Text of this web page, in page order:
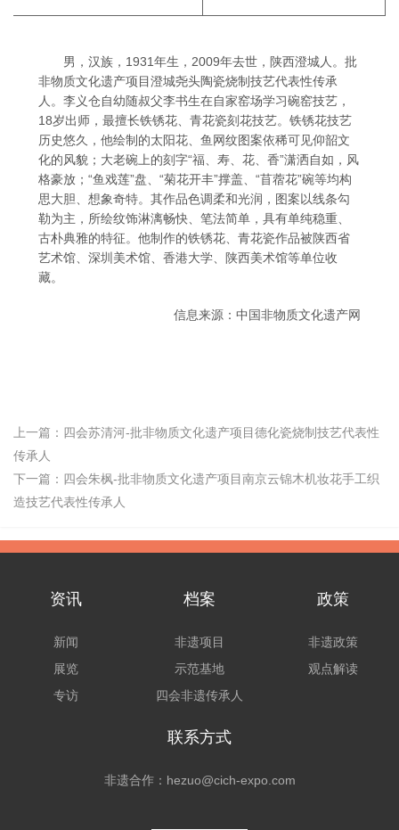
男，汉族，1931年生，2009年去世，陕西澄城人。批
非物质文化遗产项目澄城尧头陶瓷烧制技艺代表性传承
人。李义仓自幼随叔父李书生在自家窑场学习碗窑技艺，
18岁出师，最擅长铁锈花、青花瓷刻花技艺。铁锈花技艺
历史悠久，他绘制的太阳花、鱼网纹图案依稀可见仰韶文
化的风貌；大老碗上的刻字“福、寿、花、香”潇洒自如，风
格豪放；“鱼戏莲”盘、“菊花开丰”撑盖、“苜蓿花”碗等均构
思大胆、想象奇特。其作品色调柔和光润，图案以线条勾
勒为主，所绘纹饰淋漓畅快、笔法简单，具有单纯稳重、
古朴典雅的特征。他制作的铁锈花、青花瓷作品被陕西省
艺术馆、深圳美术馆、香港大学、陕西美术馆等单位收
藏。
信息来源： 中国非物质文化遗产网
上一篇： 四会苏清河-批非物质文化遗产项目德化瓷烧制技艺代表性
传承人
下一篇： 四会朱枫-批非物质文化遗产项目南京云锦木机妆花手工织
造技艺代表性传承人
资讯
新闻
展览
专访
档案
非遗项目
示范基地
四会非遗传承人
政策
非遗政策
观点解读
联系方式
非遗合作：hezuo@cich-expo.com